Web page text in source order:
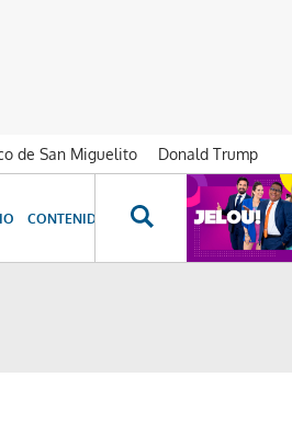
de San Miguelito
Donald Trump
CONTENIDOS ESPECIALES NOVELAS